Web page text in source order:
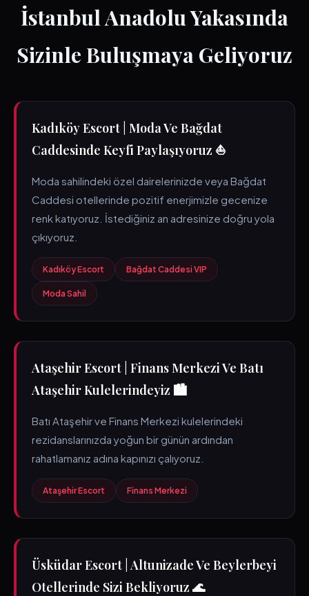
İstanbul Anadolu Yakasında
Sizinle Buluşmaya Geliyoruz
Kadıköy Escort | Moda Ve Bağdat
Caddesinde Keyfi Paylaşıyoruz ⛵
Moda sahilindeki özel dairelerinizde veya Bağdat
Caddesi otellerinde pozitif enerjimizle gecenize
renk katıyoruz. İstediğiniz an adresinize doğru yola
çıkıyoruz.
Kadıköy Escort Bağdat Caddesi VIP
Moda Sahil
Ataşehir Escort | Finans Merkezi Ve Batı
Ataşehir Kulelerindeyiz 🏙️
Batı Ataşehir ve Finans Merkezi kulelerindeki
rezidanslarınızda yoğun bir günün ardından
rahatlamanız adına kapınızı çalıyoruz.
Ataşehir Escort Finans Merkezi
Üsküdar Escort | Altunizade Ve Beylerbeyi
Otellerinde Sizi Bekliyoruz 🌊